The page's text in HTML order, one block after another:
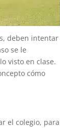
deben intentar
se le
visto en clase.
cómo
el colegio, para